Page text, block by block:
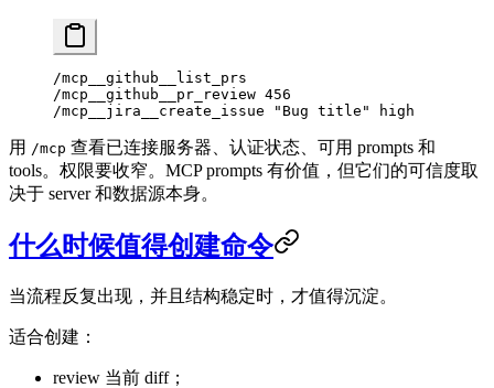
/mcp__github__list_prs
/mcp__github__pr_review 456
/mcp__jira__create_issue "Bug title" high
用 /mcp 查看已连接服务器、认证状态、可用 prompts 和
tools。权限要收窄。MCP prompts 有价值，但它们的可信度取
决于 server 和数据源本身。
什么时候值得创建命令
当流程反复出现，并且结构稳定时，才值得沉淀。
适合创建：
review 当前 diff；